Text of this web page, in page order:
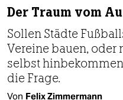
Der Traum vom
Sollen Städte
Vereine bauen, oder
selbst
die Frage.
Von Felix Zimmermann